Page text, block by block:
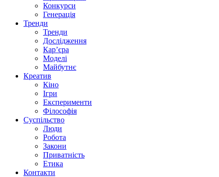
Конкурси
Генерація
Тренди
Тренди
Дослідження
Кар’єра
Моделі
Майбутнє
Креатив
Кіно
Ігри
Експерименти
Філософія
Суспільство
Люди
Робота
Закони
Приватність
Етика
Контакти